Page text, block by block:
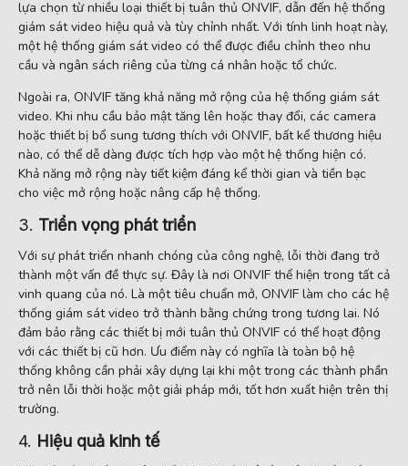
lựa chọn từ nhiều loại thiết bị tuân thủ ONVIF, dẫn đến hệ thống
giám sát video hiệu quả và tùy chỉnh nhất. Với tính linh hoạt này,
một hệ thống giám sát video có thể được điều chỉnh theo nhu
cầu và ngân sách riêng của từng cá nhân hoặc tổ chức.
Ngoài ra, ONVIF tăng khả năng mở rộng của hệ thống giám sát
video. Khi nhu cầu bảo mật tăng lên hoặc thay đổi, các camera
hoặc thiết bị bổ sung tương thích với ONVIF, bất kể thương hiệu
nào, có thể dễ dàng được tích hợp vào một hệ thống hiện có.
Khả năng mở rộng này tiết kiệm đáng kể thời gian và tiền bạc
cho việc mở rộng hoặc nâng cấp hệ thống.
3. Triển vọng phát triển
Với sự phát triển nhanh chóng của công nghệ, lỗi thời đang trở
thành một vấn đề thực sự. Đây là nơi ONVIF thể hiện trong tất cả
vinh quang của nó. Là một tiêu chuẩn mở, ONVIF làm cho các hệ
thống giám sát video trở thành bằng chứng trong tương lai. Nó
đảm bảo rằng các thiết bị mới tuân thủ ONVIF có thể hoạt động
với các thiết bị cũ hơn. Ưu điểm này có nghĩa là toàn bộ hệ
thống không cần phải xây dựng lại khi một trong các thành phần
trở nên lỗi thời hoặc một giải pháp mới, tốt hơn xuất hiện trên thị
trường.
4. Hiệu quả kinh tế